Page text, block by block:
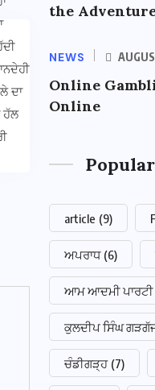
the
NEWS
Online
Online
article (9)
ਅਪਰਾਧ (6)
ਆਮ ਆਦਮੀ ਪਾਰਟੀ
ਕੁਲਦੀਪ ਸਿੰਘ
ਚੰਡੀਗੜ੍ਹ (7)